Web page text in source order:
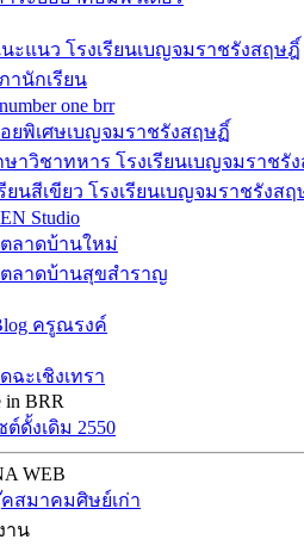
ะแนว โรงเรียนเบญจมราชรังสฤษฎิ์
านักเรียน
one brr
ยพิเศษเบญจมราชรังสฤษฏิ์
าวิชาทหาร โรงเรียนเบญจมราชรั
ยนสีเขียว โรงเรียนเบญจมราชรังสฤ
Studio
ลาดบ้านใหม่
ลาดบ้านสุขสำราญ
ครูณรงค์
ฉะเชิงเทรา
in BRR
ต์ดั้งเดิม 2550
WEB
สมาคมศิษย์เก่า
าน